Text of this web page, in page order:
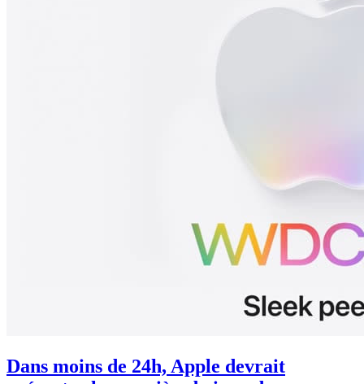
Dans moins de 24h, Apple devrait